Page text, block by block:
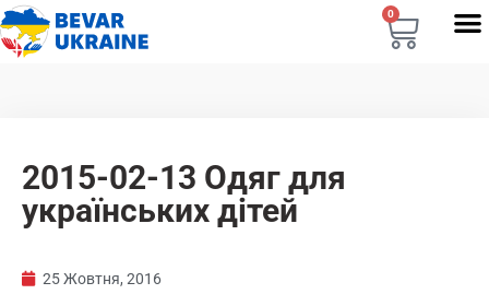
0
2015-02-13 Одяг для
українських дітей
25 Жовтня, 2016